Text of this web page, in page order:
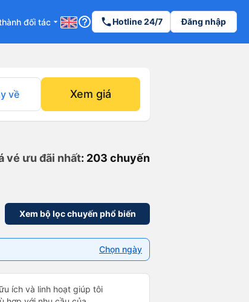
đối tác arrow_drop_down help_outline phoneHotline 24/7 Đăng nhập
về Xem giá
vé ưu đãi nhất: 203 chuyến
Xem bộ lọc chuyến phổ biến
Chọn ngày
ích và linh hoạt giúp tôi